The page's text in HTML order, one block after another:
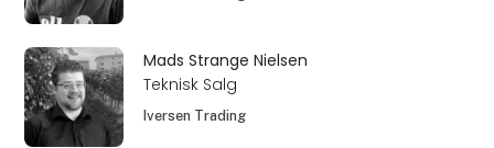
Mads Strange Nielsen
Teknisk Salg
Iversen Trading